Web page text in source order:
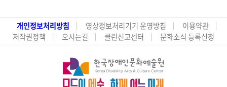
개인정보처리방침 영상정보처리기기 운영방침
이용약관
저작권정책
오시는길 클린신고센터 문화소식 등록신청